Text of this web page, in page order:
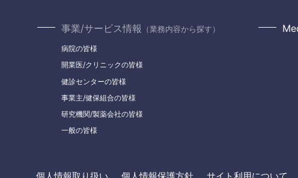
事業/サービス情報 （業務内容から探す）
病院の皆様
開業医/クリニックの皆様
健診センターの皆様
事業主/健保組合の皆様
研究機関/製薬会社の皆様
一般の皆様